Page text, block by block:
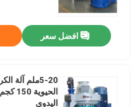
افضل سعر
5-20ملم آلة
اليدوي